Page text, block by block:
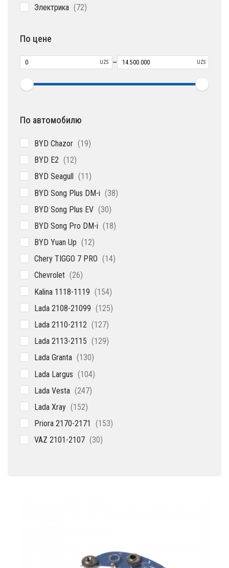
Электрика 7272
По цене
UZS – UZS
По автомобилю
BYD Chazor 1919
BYD E2 1212
BYD Seagull 11 11
BYD Song Plus DM-i 3838
BYD Song Plus EV 3030
BYD Song Pro DM-i 1818
BYD Yuan Up 1212
Chery TIGGO 7 PRO 1414
Chevrolet 2626
Kalina 1118-1119 154154
Lada 2108-21099 125125
Lada 2110-2112 127127
Lada 2113-2115 129129
Lada Granta 130130
Lada Largus 104104
Lada Vesta 247247
Lada Xray 152152
Priora 2170-2171 153153
VAZ 2101-2107 3030